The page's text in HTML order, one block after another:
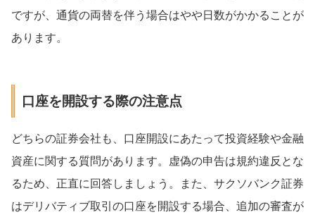
ですが、通貨の両替を伴う場合はやや日数がかかることが
あります。
口座を開設する際の注意点
どちらの証券会社も、口座開設にあたって投資経験や金融
資産に関する質問があります。虚偽の申告は規約違反とな
るため、正直に回答しましょう。また、サクソバンク証券
はデリバティブ取引の口座を開設する場合、追加の審査が